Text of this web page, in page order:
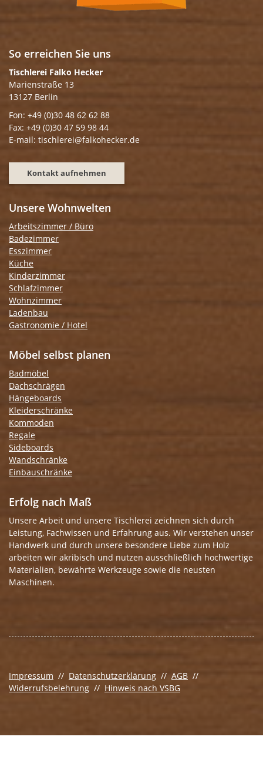
So erreichen Sie uns
Tischlerei Falko Hecker
Marienstraße 13
13127 Berlin
Fon: +49 (0)30 48 62 62 88
Fax: +49 (0)30 47 59 98 44
E-mail: tischlerei@falkohecker.de
Kontakt aufnehmen
Unsere Wohnwelten
Arbeitszimmer / Büro
Badezimmer
Esszimmer
Küche
Kinderzimmer
Schlafzimmer
Wohnzimmer
Ladenbau
Gastronomie / Hotel
Möbel selbst planen
Badmöbel
Dachschrägen
Hängeboards
Kleiderschränke
Kommoden
Regale
Sideboards
Wandschränke
Einbauschränke
Erfolg nach Maß
Unsere Arbeit und unsere Tischlerei zeichnen sich durch
Leistung, Fachwissen und Erfahrung aus. Wir verstehen unser
Handwerk und durch unsere besondere Liebe zum Holz
arbeiten wir akribisch und nutzen ausschließlich hochwertige
Materialien, bewährte Werkzeuge sowie die neusten
Maschinen.
Impressum // Datenschutzerklärung // AGB //
Widerrufsbelehrung // Hinweis nach VSBG